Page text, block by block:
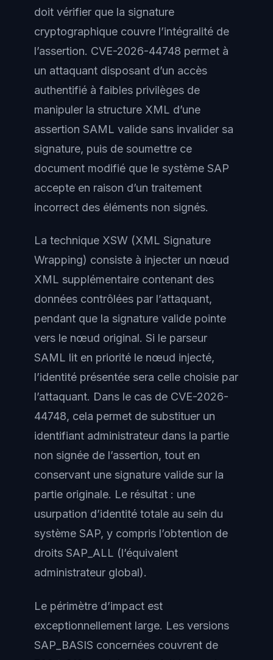
doit vérifier que la signature
cryptographique couvre l’intégralité de
l’assertion. CVE-2026-44748 permet à
un attaquant disposant d’un accès
authentifié à faibles privilèges de
manipuler la structure XML d’une
assertion SAML valide sans invalider sa
signature, puis de soumettre ce
document modifié que le système SAP
accepte en raison d’un traitement
incorrect des éléments non signés.
La technique XSW (XML Signature
Wrapping) consiste à injecter un nœud
XML supplémentaire contenant des
données contrôlées par l’attaquant,
pendant que la signature valide pointe
vers le nœud original. Si le parseur
SAML lit en priorité le nœud injecté,
l’identité présentée sera celle choisie par
l’attaquant. Dans le cas de CVE-2026-
44748, cela permet de substituer un
identifiant administrateur dans la partie
non signée de l’assertion, tout en
conservant une signature valide sur la
partie originale. Le résultat : une
usurpation d’identité totale au sein du
système SAP, y compris l’obtention de
droits SAP_ALL (l’équivalent
administrateur global).
Le périmètre d’impact est
exceptionnellement large. Les versions
SAP_BASIS concernées couvrent de